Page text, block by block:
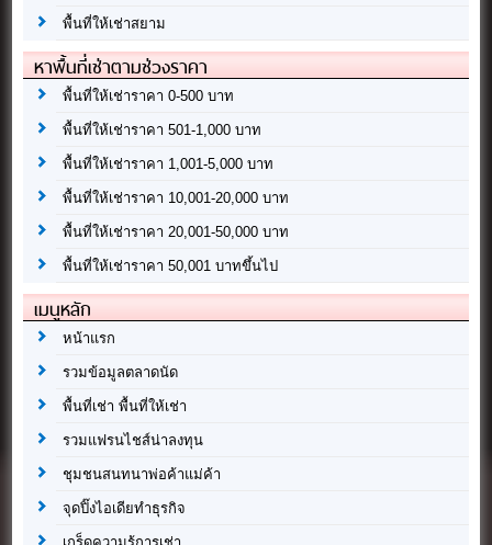
พื้นที่ให้เช่าสยาม
หาพื้นที่เช่าตามช่วงราคา
พื้นที่ให้เช่าราคา 0-500 บาท
พื้นที่ให้เช่าราคา 501-1,000 บาท
พื้นที่ให้เช่าราคา 1,001-5,000 บาท
พื้นที่ให้เช่าราคา 10,001-20,000 บาท
พื้นที่ให้เช่าราคา 20,001-50,000 บาท
พื้นที่ให้เช่าราคา 50,001 บาทขึ้นไป
เมนูหลัก
หน้าแรก
รวมข้อมูลตลาดนัด
พื้นที่เช่า พื้นที่ให้เช่า
รวมแฟรนไชส์น่าลงทุน
ชุมชนสนทนาพ่อค้าแม่ค้า
จุดปิ๊งไอเดียทำธุรกิจ